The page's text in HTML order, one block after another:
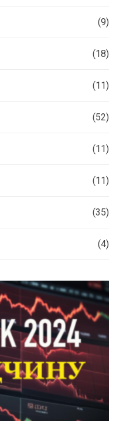
(9)
(18)
(11)
(52)
(11)
(11)
(35)
(4)